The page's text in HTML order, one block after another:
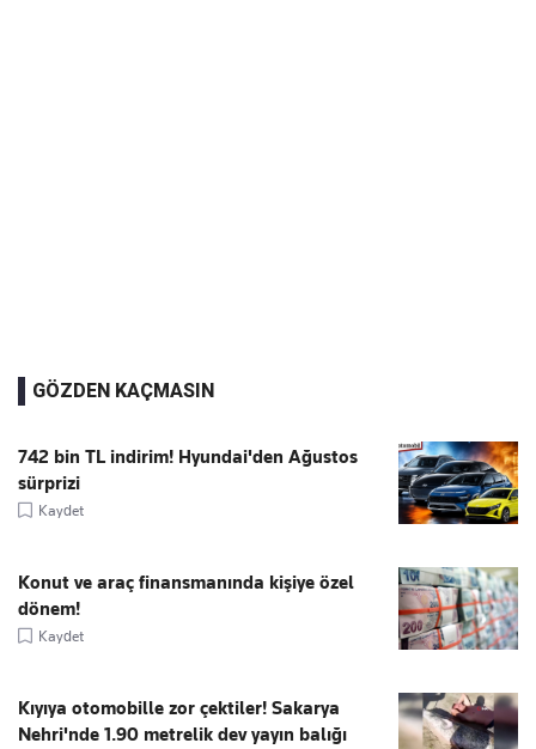
GÖZDEN KAÇMASIN
742 bin TL indirim! Hyundai'den Ağustos
sürprizi
Kaydet
Konut ve araç finansmanında kişiye özel
dönem!
Kaydet
Kıyıya otomobille zor çektiler! Sakarya
Nehri'nde 1.90 metrelik dev yayın balığı